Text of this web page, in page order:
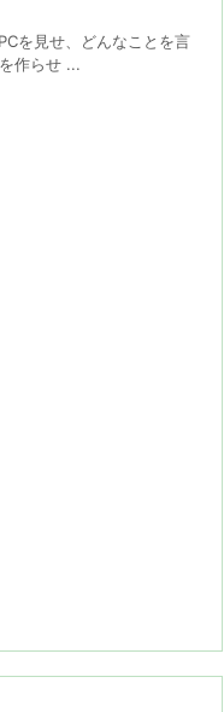
を見せ、どんなことを言
作らせ ...